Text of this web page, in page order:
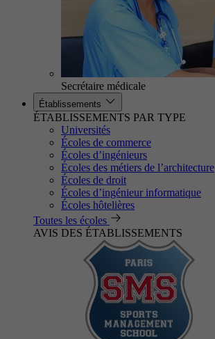
Secrétaire médicale
Établissements
ÉTABLISSEMENTS PAR TYPE
Universités
Écoles de commerce
Écoles d’ingénieurs
Écoles des métiers de l’architecture
Écoles de droit
Écoles d’ingénieur informatique
Écoles hôtelières
Toutes les écoles
AVIS DES ÉTABLISSEMENTS